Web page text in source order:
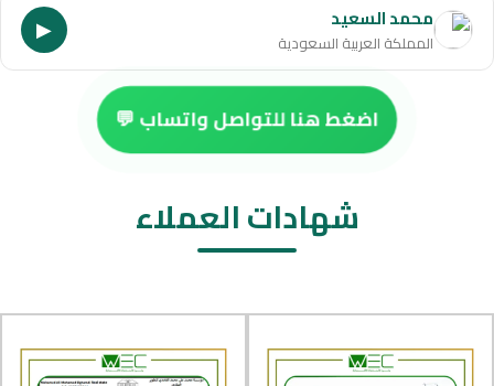
▶ محمد السعيد
المملكة العربية السعودية
اضغط هنا للتواصل واتساب 💬
شهادات العملاء